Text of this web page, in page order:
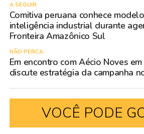
A SEGUIR
Comitiva peruana conhece
inteligência industrial durante
Fronteira Amazônico Sul
NÃO PERCA
Em encontro com Aécio Noves
discute estratégia da campanha
VOCÊ PODE